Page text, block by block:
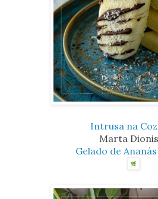
Intrusa na
Marta
Gelado de